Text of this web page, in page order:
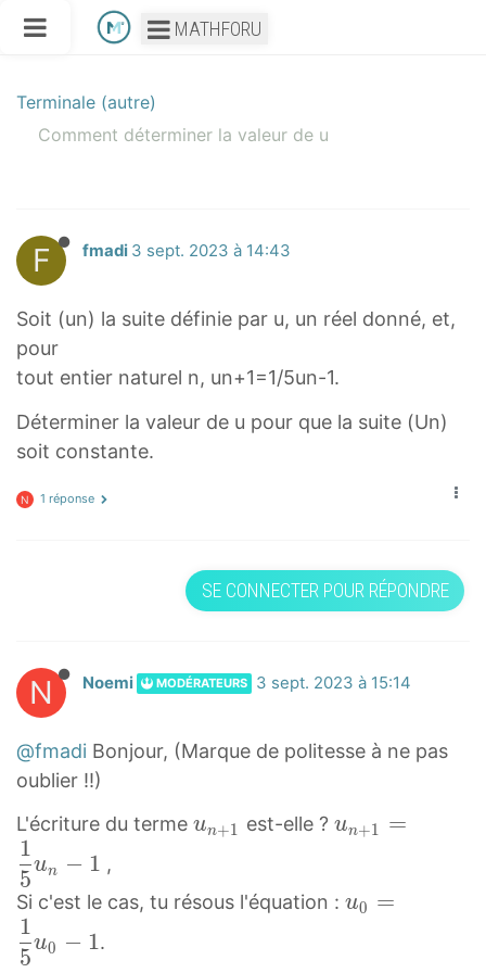
MATHFORU
Terminale (autre)
Comment déterminer la valeur de u
F fmadi 3 sept. 2023 à 14:43
Soit (un) la suite définie par u, un réel donné, et,
pour
tout entier naturel n, un+1=1/5un-1.
Déterminer la valeur de u pour que la suite (Un)
soit constante.
N 1 réponse
SE CONNECTER POUR RÉPONDRE
N Noemi MODÉRATEURS 3 sept. 2023 à 15:14
@fmadi Bonjour, (Marque de politesse à ne pas
oublier !!)
L'écriture du terme u
1
un+1 est-elle ? u
1
un+1
=
5
1
un − 1 ,
Si c'est le cas, tu résous l'équation : u
u0 =
5
1
u0 − 1.